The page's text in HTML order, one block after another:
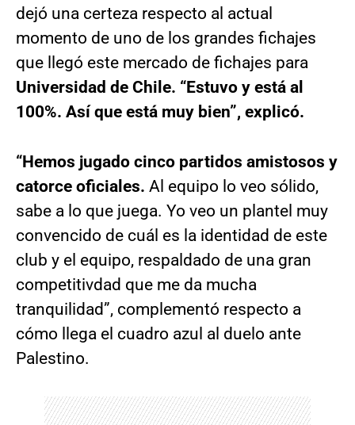
dejó una certeza respecto al actual
momento de uno de los grandes fichajes
que llegó este mercado de fichajes para
Universidad de Chile. “Estuvo y está al
100%. Así que está muy bien”, explicó.
“Hemos jugado cinco partidos amistosos y
catorce oficiales. Al equipo lo veo sólido,
sabe a lo que juega. Yo veo un plantel muy
convencido de cuál es la identidad de este
club y el equipo, respaldado de una gran
competitivdad que me da mucha
tranquilidad”, complementó respecto a
cómo llega el cuadro azul al duelo ante
Palestino.